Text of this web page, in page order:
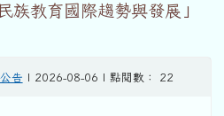
族教育國際趨勢與發展」
告 | 2026-08-06 | 點閱數： 22